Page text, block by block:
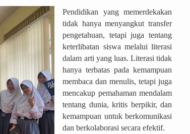
Pendidikan yang memerdekakan
tidak hanya menyangkut transfer
pengetahuan, tetapi juga tentang
keterlibatan siswa melalui literasi
dalam arti yang luas. Literasi tidak
hanya terbatas pada kemampuan
membaca dan menulis, tetapi juga
mencakup pemahaman mendalam
tentang dunia, kritis berpikir, dan
kemampuan untuk berkomunikasi
dan berkolaborasi secara efektif.